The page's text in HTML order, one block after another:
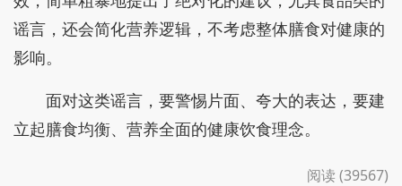
谣言，还会简化营养逻辑，不考虑整体膳食对健康的
影响。
面对这类谣言，要警惕片面、夸大的表达，要建
立起膳食均衡、营养全面的健康饮食理念。
阅读 (39567)